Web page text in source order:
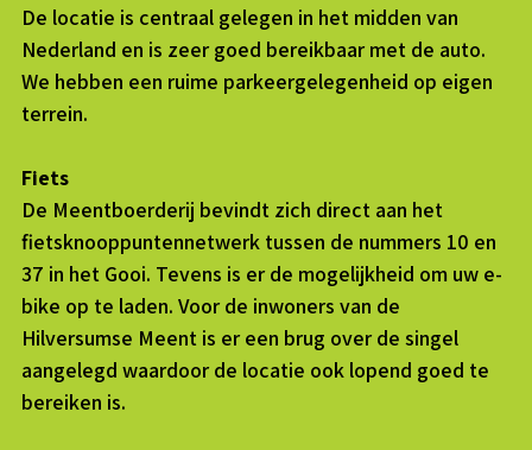
De locatie is centraal gelegen in het midden van
Nederland en is zeer goed bereikbaar met de auto.
We hebben een ruime parkeergelegenheid op eigen
terrein.
Fiets
De Meentboerderij bevindt zich direct aan het
fietsknooppuntennetwerk tussen de nummers 10 en
37 in het Gooi. Tevens is er de mogelijkheid om uw e-
bike op te laden. Voor de inwoners van de
Hilversumse Meent is er een brug over de singel
aangelegd waardoor de locatie ook lopend goed te
bereiken is.